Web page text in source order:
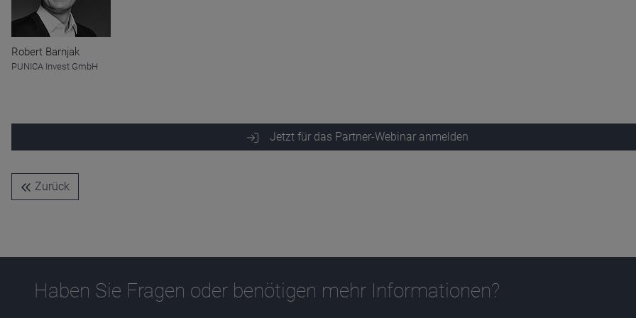
Robert Barnjak
PUNICA Invest GmbH
Jetzt für das Partner-Webinar anmelden
Zurück
Haben Sie Fragen oder benötigen mehr Informationen?